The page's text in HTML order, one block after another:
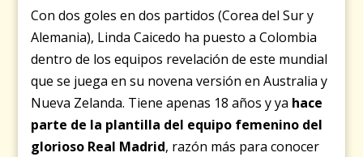
Con dos goles en dos partidos (Corea del Sur y
Alemania), Linda Caicedo ha puesto a Colombia
dentro de los equipos revelación de este mundial
que se juega en su novena versión en Australia y
Nueva Zelanda. Tiene apenas 18 años y ya hace
parte de la plantilla del equipo femenino del
glorioso Real Madrid, razón más para conocer